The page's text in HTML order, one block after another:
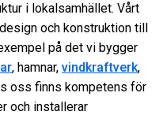
i lokalsamhället. Vårt
och konstruktion till
på det vi bygger
, hamnar, vindkraftverk,
oss finns kompetens för
och installerar